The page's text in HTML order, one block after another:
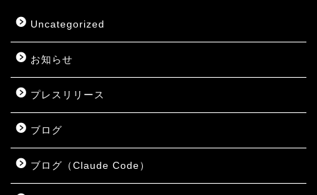
Uncategorized
お知らせ
プレスリリース
ブログ
ブログ（Claude Code）